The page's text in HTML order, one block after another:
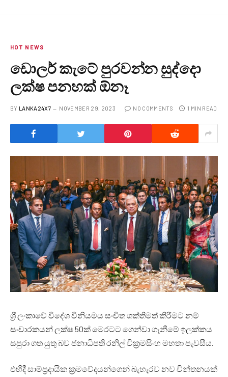
HOT NEWS
ඩොලර් කැටේ පුරවන්න සුද්දො
ලක්ෂ පනහක් ඕනෑ
BY LANKA24X7 NOVEMBER 29, 2023 NO COMMENTS 1 MIN READ
ශ්‍රී ලංකාවේ විදේශ විනියමය සංචිත ශක්තිමත් කිරීමට නම්
සංචාරකයන් ලක්ෂ 50ක් මෙරටට ගෙන්වා ගැනීමේ ඉලක්කය
සපුරා ගත යුතු බව ජනාධිපති රනිල් වික්‍රමසිංහ මහතා පැවසීය.
එහිදී සාම්ප්‍රදායික ක්‍රමවේදයන්ගෙන් බැහැරව නව චින්තනයක්